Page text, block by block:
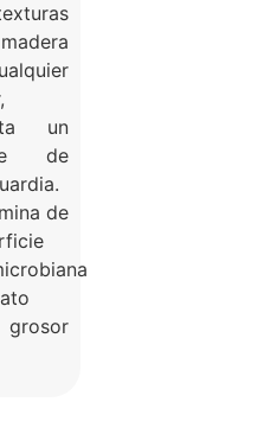
un
de
de
grosor